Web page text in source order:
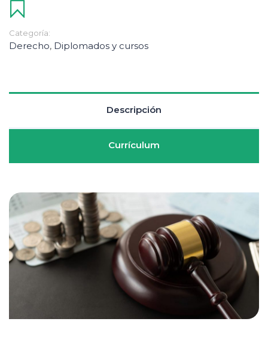
Categoría:
Derecho, Diplomados y cursos
Descripción
Currículum